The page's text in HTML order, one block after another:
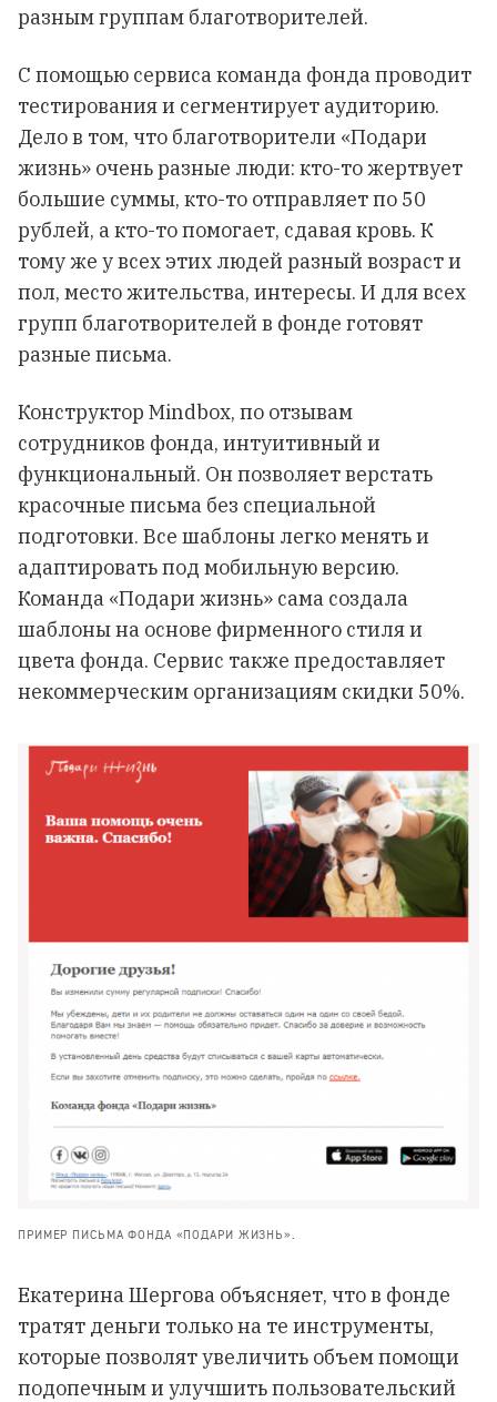
разным группам благотворителей.
С помощью сервиса команда фонда проводит
тестирования и сегментирует аудиторию.
Дело в том, что благотворители «Подари
жизнь» очень разные люди: кто-то жертвует
большие суммы, кто-то отправляет по 50
рублей, а кто-то помогает, сдавая кровь. К
тому же у всех этих людей разный возраст и
пол, место жительства, интересы. И для всех
групп благотворителей в фонде готовят
разные письма.
Конструктор Mindbox, по отзывам
сотрудников фонда, интуитивный и
функциональный. Он позволяет верстать
красочные письма без специальной
подготовки. Все шаблоны легко менять и
адаптировать под мобильную версию.
Команда «Подари жизнь» сама создала
шаблоны на основе фирменного стиля и
цвета фонда. Сервис также предоставляет
некоммерческим организациям скидки 50%.
ПРИМЕР ПИСЬМА ФОНДА «ПОДАРИ ЖИЗНЬ».
Екатерина Шергова объясняет, что в фонде
тратят деньги только на те инструменты,
которые позволят увеличить объем помощи
подопечным и улучшить пользовательский